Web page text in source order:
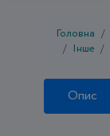
Головна
Інше
Опис